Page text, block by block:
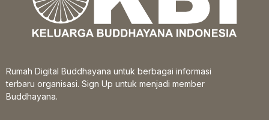
Rumah Digital Buddhayana untuk berbagai informasi
terbaru organisasi. Sign Up untuk menjadi member
Buddhayana.